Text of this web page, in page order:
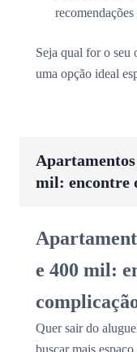
Seja qual for o seu
uma opção ideal
mil: encontre
e 400 mil:
Quer sair do
buscar mais